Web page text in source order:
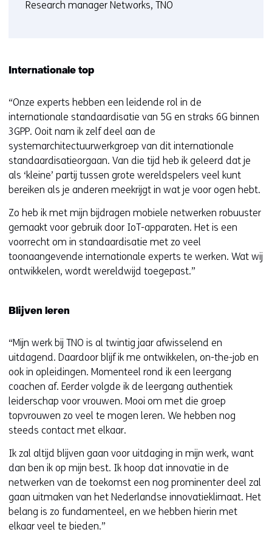
Research manager Networks, TNO
Internationale top
“Onze experts hebben een leidende rol in de
internationale standaardisatie van 5G en straks 6G binnen
3GPP. Ooit nam ik zelf deel aan de
systemarchitectuurwerkgroep van dit internationale
standaardisatieorgaan. Van die tijd heb ik geleerd dat je
als ‘kleine’ partij tussen grote wereldspelers veel kunt
bereiken als je anderen meekrijgt in wat je voor ogen hebt.
Zo heb ik met mijn bijdragen mobiele netwerken robuuster
gemaakt voor gebruik door IoT-apparaten. Het is een
voorrecht om in standaardisatie met zo veel
toonaangevende internationale experts te werken. Wat wij
ontwikkelen, wordt wereldwijd toegepast.”
Blijven leren
“Mijn werk bij TNO is al twintig jaar afwisselend en
uitdagend. Daardoor blijf ik me ontwikkelen, on-the-job en
ook in opleidingen. Momenteel rond ik een leergang
coachen af. Eerder volgde ik de leergang authentiek
leiderschap voor vrouwen. Mooi om met die groep
topvrouwen zo veel te mogen leren. We hebben nog
steeds contact met elkaar.
Ik zal altijd blijven gaan voor uitdaging in mijn werk, want
dan ben ik op mijn best. Ik hoop dat innovatie in de
netwerken van de toekomst een nog prominenter deel zal
gaan uitmaken van het Nederlandse innovatieklimaat. Het
belang is zo fundamenteel, en we hebben hierin met
elkaar veel te bieden.”